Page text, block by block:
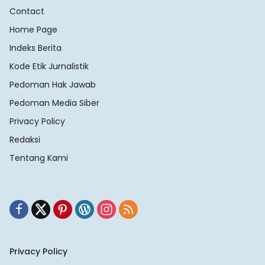
Contact
Home Page
Indeks Berita
Kode Etik Jurnalistik
Pedoman Hak Jawab
Pedoman Media Siber
Privacy Policy
Redaksi
Tentang Kami
Privacy Policy